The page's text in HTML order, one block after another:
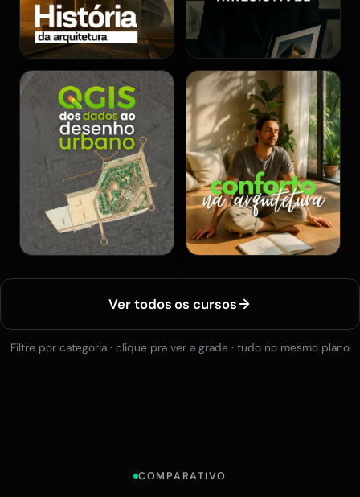
Ver todos os cursos
Filtre por categoria · clique pra ver a grade · tudo no mesmo plano
COMPARATIVO